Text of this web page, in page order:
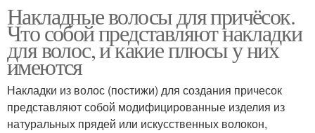
Накладные волосы для причёсок.
Что собой представляют накладки
для волос, и какие плюсы у них
имеются
Накладки из волос (постижи) для создания причесок
представляют собой модифицированные изделия из
натуральных прядей или искусственных волокон,